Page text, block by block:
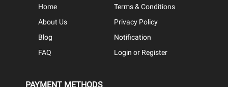
Home
About Us
Blog
FAQ
Terms & Conditions
Privacy Policy
Notification
Login or Register
PAYMENT METHODS